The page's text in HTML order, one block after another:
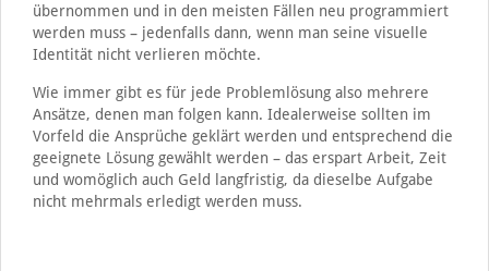
übernommen und in den meisten Fällen neu programmiert
werden muss – jedenfalls dann, wenn man seine visuelle
Identität nicht verlieren möchte.
Wie immer gibt es für jede Problemlösung also mehrere
Ansätze, denen man folgen kann. Idealerweise sollten im
Vorfeld die Ansprüche geklärt werden und entsprechend die
geeignete Lösung gewählt werden – das erspart Arbeit, Zeit
und womöglich auch Geld langfristig, da dieselbe Aufgabe
nicht mehrmals erledigt werden muss.